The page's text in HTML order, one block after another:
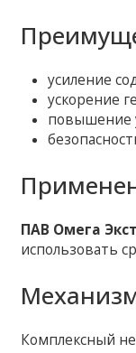
усиление
ускорение
повышение
ПАВ Омега
использовать
Комплексный